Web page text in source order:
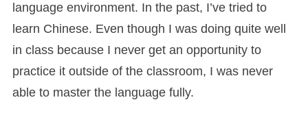
language environment. In the past, I’ve tried to
learn Chinese. Even though I was doing quite well
in class because I never get an opportunity to
practice it outside of the classroom, I was never
able to master the language fully.